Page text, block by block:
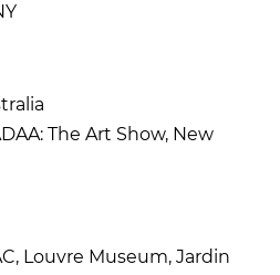
The Art Show, New
Louvre Museum, Jardin